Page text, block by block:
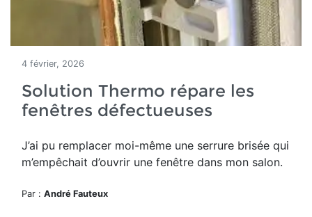
4 février, 2026
Solution Thermo répare les
fenêtres défectueuses
J’ai pu remplacer moi-même une serrure brisée qui
m’empêchait d’ouvrir une fenêtre dans mon salon.
Par : André Fauteux